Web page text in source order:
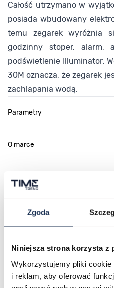
Zgoda
Niniejsza strona korzysta z
Wykorzystujemy pliki cookie
i reklam, aby oferować
Całość utrzymano w
posiada wbudowany
temu zegarek wyróżnia
godzinny stoper, alarm,
podświetlenie Illuminator.
30M oznacza, że zegarek
zachlapania wodą.
Parametry
O marce
Zapytaj o produkt